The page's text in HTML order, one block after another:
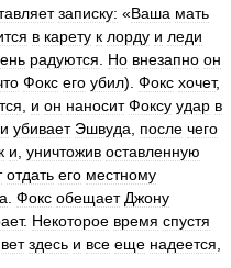
записку: «Ваша мать
в карету к лорду и леди
радуются Но внезапно он
Фокс его убил). Фокс хочет,
и он наносит Фоксу удар в
и убивает Эшвуда после чего
и уничтожив оставленную
отдать его местному
Фокс обещает Джону
. Некоторое время спустя
здесь и все еще надеется